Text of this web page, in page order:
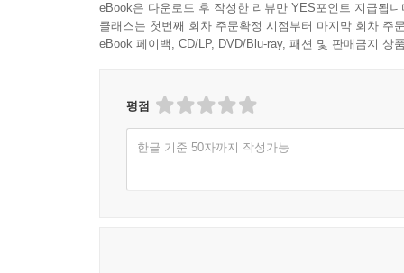
규범의 재구성: 기술을 통제하는 법이 아니라 인간
존엄 위에서 작동하도록 하는 규범적 틀로서 법
eBook은 다운로드 후 작성한 리뷰만 YES포인트 지급됩니
클래스는 첫번째 회차 주문확정 시점부터 마지막 회차 주
eBook 페이백, CD/LP, DVD/Blu-ray, 패션 및 판매금지 상
평점
한글 기준 50자까지 작성가능